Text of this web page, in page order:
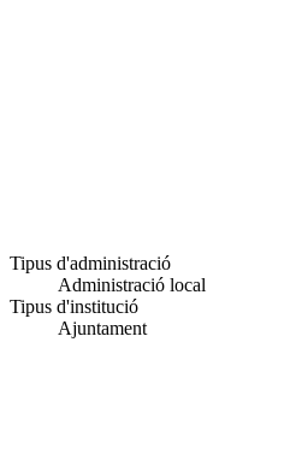
Tipus d'administració
Administració local
Tipus d'institució
Ajuntament